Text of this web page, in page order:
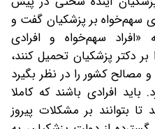
سهم‌خواه بر پزشکیان گفت و
سهم‌خواه و افرادی
دکتر پزشکیان تحمیل کنند،
مصالح کشور را در نظر بگیرد
باید افرادی باشند که کاملا
بتوانند بر مشکلات پیروز